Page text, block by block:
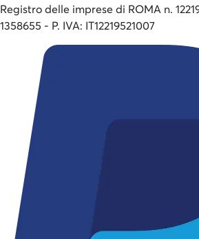
Registro delle imprese di ROMA n.
1358655 - P. IVA: IT12219521007